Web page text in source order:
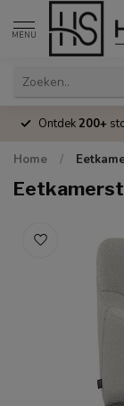
MENU
Ontdek200+
Home /